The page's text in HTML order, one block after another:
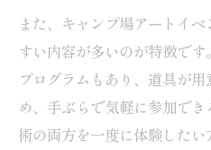
熊本で人気のキャ
解説
子供連れキャンプ
体験術
キャンプ場で家族
また、キャンプ場アートイ
すい内容が多いのが特徴で
プログラムもあり、道具が
め、手ぶらで気軽に参加で
術の両方を一度に体験した